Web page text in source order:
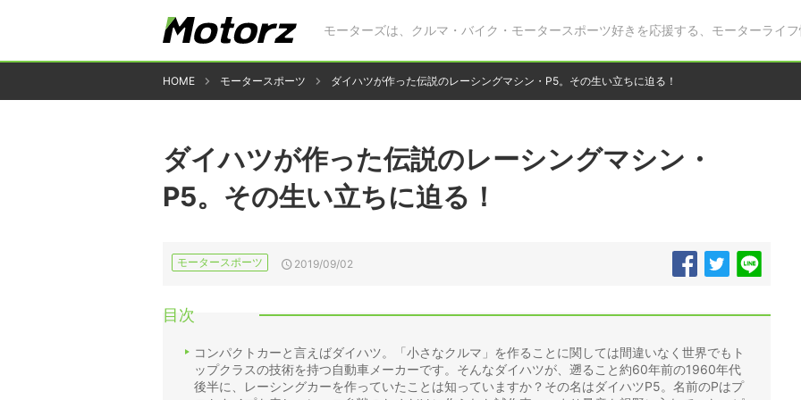
モーターズは、クルマ・バイク・モータースポーツ好きを応援する、モーターライフ
HOME モータースポーツ ダイハツが作った伝説のレーシングマシン・P5。その生い立ちに迫る！
ダイハツが作った伝説のレーシングマシン・
P5。その生い立ちに迫る！
モータースポーツ 2019/09/02
目次
コンパクトカーと言えばダイハツ。「小さなクルマ」を作ることに関しては間違いなく世界でもト
ップクラスの技術を持つ自動車メーカーです。そんなダイハツが、遡ること約60年前の1960年代
後半に、レーシングカーを作っていたことは知っていますか？その名はダイハツP5。名前のPはプ